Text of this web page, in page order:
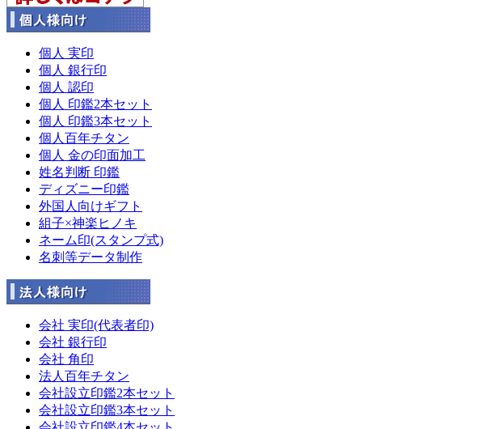
個人 実印
個人 銀行印
個人 認印
個人 印鑑2本セット
個人 印鑑3本セット
個人百年チタン
個人 金の印面加工
姓名判断 印鑑
ディズニー印鑑
外国人向けギフト
組子×神楽ヒノキ
ネーム印(スタンプ式)
名刺等データ制作
会社 実印(代表者印)
会社 銀行印
会社 角印
法人百年チタン
会社設立印鑑2本セット
会社設立印鑑3本セット